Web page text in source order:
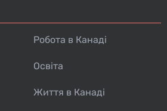
Робота в Канаді
Освіта
Життя в Канаді